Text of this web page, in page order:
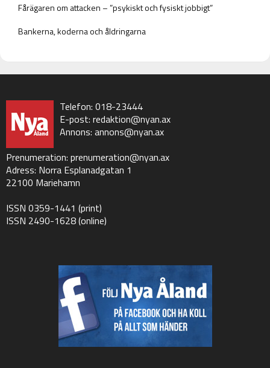
Fårägaren om attacken – ”psykiskt och fysiskt jobbigt”
Bankerna, koderna och åldringarna
Telefon: 018-23444
E-post: redaktion@nyan.ax
Annons: annons@nyan.ax
Prenumeration: prenumeration@nyan.ax
Adress: Norra Esplanadgatan 1
22100 Mariehamn
ISSN 0359-1441 (print)
ISSN 2490-1628 (online)